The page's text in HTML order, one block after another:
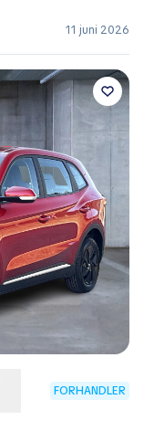
11 juni 2026
FORHANDLER